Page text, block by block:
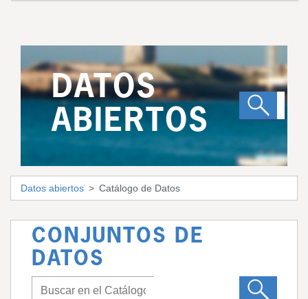
DATOS
ABIERTOS
Datos abiertos Catálogo de Datos
CONJUNTOS DE
DATOS